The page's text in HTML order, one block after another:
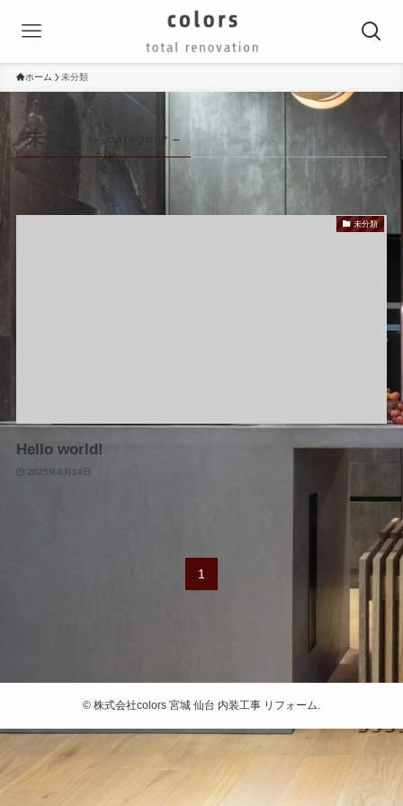
ホーム 未分類
未分類 – category –
未分類
Hello world!
2025年8月14日
1
© 株式会社colors 宮城 仙台 内装工事 リフォーム.